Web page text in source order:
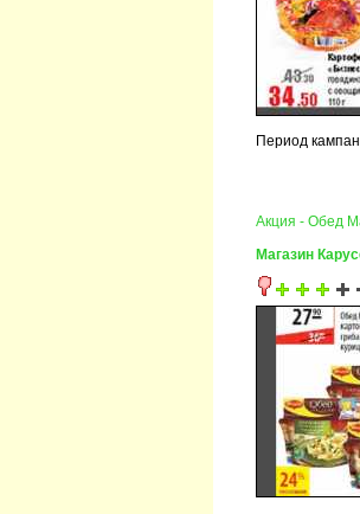
Период
Акция - Обед
Магазин